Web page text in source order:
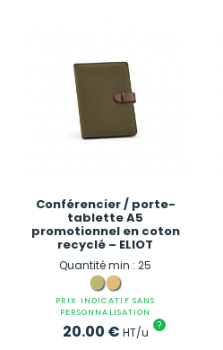
Conférencier / porte-
tablette A5
promotionnel en coton
recyclé – ELIOT
Quantité min : 25
PRIX INDICATIF SANS
PERSONNALISATION
20.00 € HT/u ?